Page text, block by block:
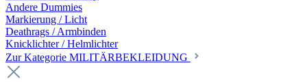
Andere Dummies
Markierung / Licht
Deathrags / Armbinden
Knicklichter / Helmlichter
Zur Kategorie MILITÄRBEKLEIDUNG